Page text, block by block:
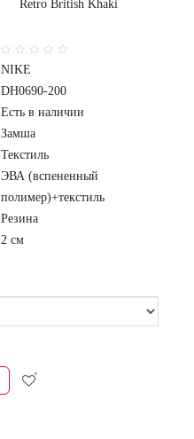
NIKE
DH0690-200
Есть в наличии
Замша
Текстиль
ЭВА (вспененный
полимер)+текстиль
Резина
2 см